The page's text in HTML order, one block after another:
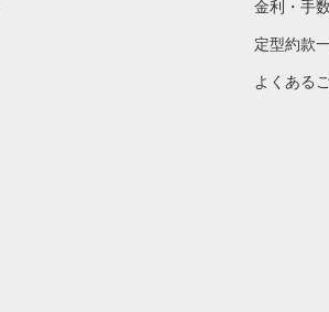
金利・手
定型約款
よくある